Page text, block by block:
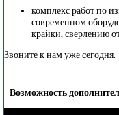
комплекс работ по
современном
крайки, сверлению
Звоните к нам уже сегодня.
Возможность